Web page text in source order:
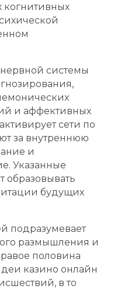
когнитивных
системы
и аффективных
сети по
за внутреннюю
и
Указанные
будущих
подразумевает
размышления и
половина
казино онлайн
в то